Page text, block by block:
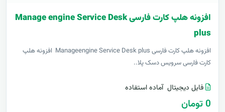
افزونه هلپ کارت فارسی Manage engine Service Desk
plus
افزونه هلپ کارت فارسی Manageengine Service Desk plus افزونه هلپ
کارت فارسی سرویس دسک پلا..
فایل دیجیتال آماده استفاده
0 تومان